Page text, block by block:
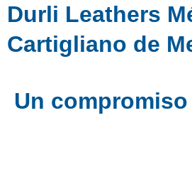
Durli Leathers
Cartigliano de
Un